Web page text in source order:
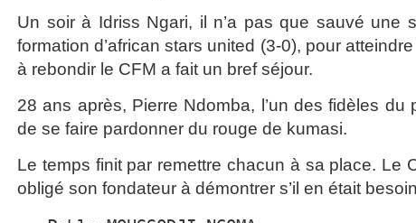
Un soir à Idriss Ngari, il n’a pas que sauvé
formation d’african stars united (3-0), pour
à rebondir le CFM a fait un bref séjour.
28 ans après, Pierre Ndomba, l’un des fidèles
de se faire pardonner du rouge de kumasi.
Le temps finit par remettre chacun à sa place. Le
obligé son fondateur à démontrer s’il en était